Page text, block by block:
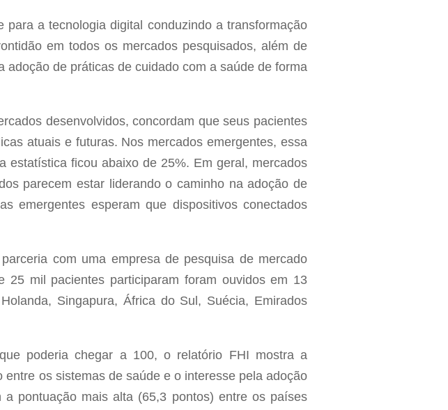
a tecnologia digital conduzindo a transformação
em todos os mercados pesquisados, além de
de práticas de cuidado com a saúde de forma
desenvolvidos, concordam que seus pacientes
atuais e futuras. Nos mercados emergentes, essa
estatística ficou abaixo de 25%. Em geral, mercados
parecem estar liderando o caminho na adoção de
emergentes esperam que dispositivos conectados
com uma empresa de pesquisa de mercado
25 mil pacientes participaram foram ouvidos em 13
Singapura, África do Sul, Suécia, Emirados
poderia chegar a 100, o relatório FHI mostra a
os sistemas de saúde e o interesse pela adoção
pontuação mais alta (65,3 pontos) entre os países